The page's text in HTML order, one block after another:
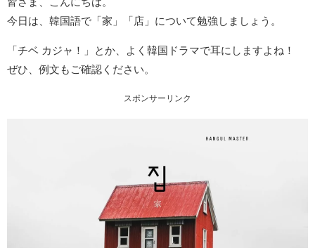
今日は、韓国語で「家」「店」について勉強しましょう。
「チベ カジャ！」とか、よく韓国ドラマで耳にしますよね！
ぜひ、例文もご確認ください。
スポンサーリンク